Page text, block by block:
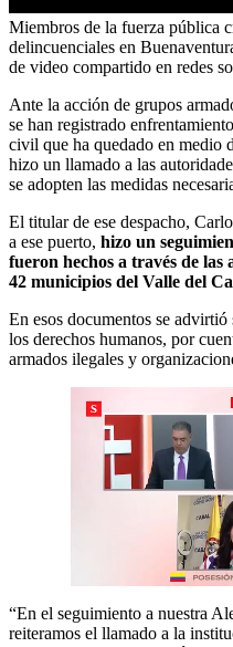
Miembros de la fuerza pública
delincuenciales en
de video compartido en redes
Ante la acción de grupos
se han registrado
civil que ha quedado en medio
hizo un llamado a las
se adopten las medidas
El titular de ese despacho,
a ese puerto, hizo un
fueron hechos a través de las
42 municipios del Valle del
En esos documentos se
los derechos humanos, por
armados ilegales y
“En el seguimiento a nuestra
reiteramos el llamado a la